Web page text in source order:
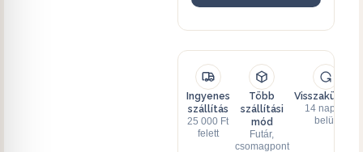
Ingyenes
szállítás
25 000 Ft
felett
Több
szállítási
mód
Futár,
csomagpont
Visszaküldés
14 napon
belül